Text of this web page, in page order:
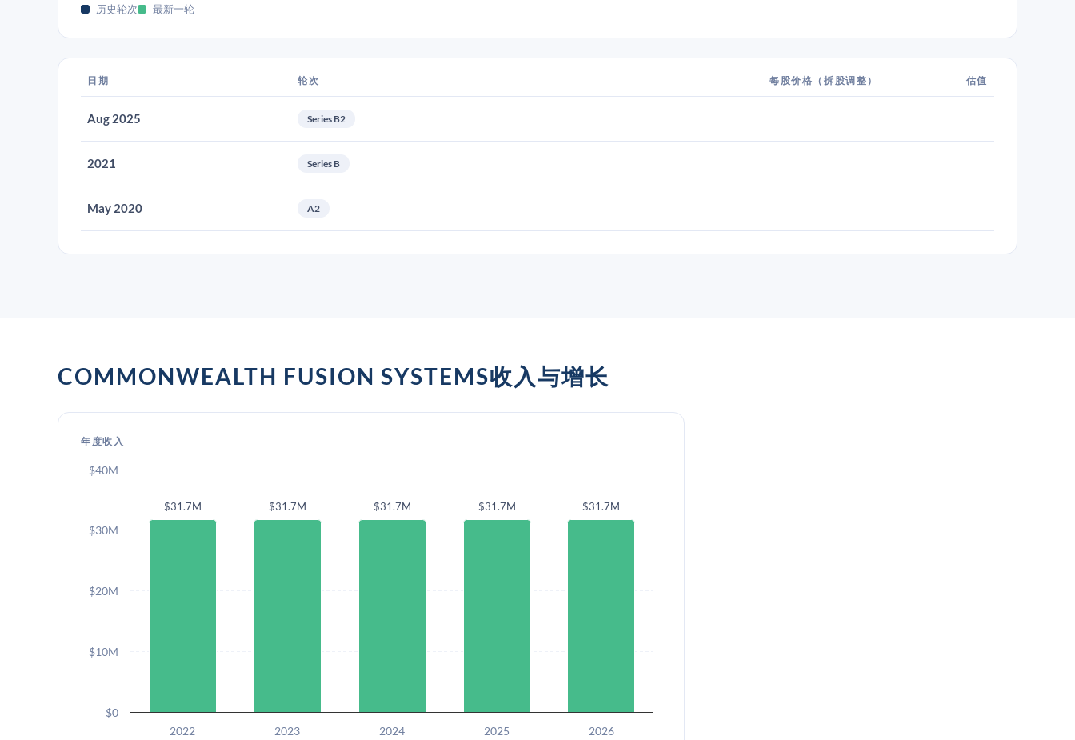
历史轮次 最新一轮
日期 轮次 每股价格（拆股调整） 估值
Aug 2025 Series B2
2021 Series B
May 2020 A2
COMMONWEALTH FUSION SYSTEMS收入与增长
年度收入
$31.7M $31.7M $31.7M $31.7M $31.7M
2022 2023 2024 2025 2026
$0
$10M
$20M
$30M
$40M